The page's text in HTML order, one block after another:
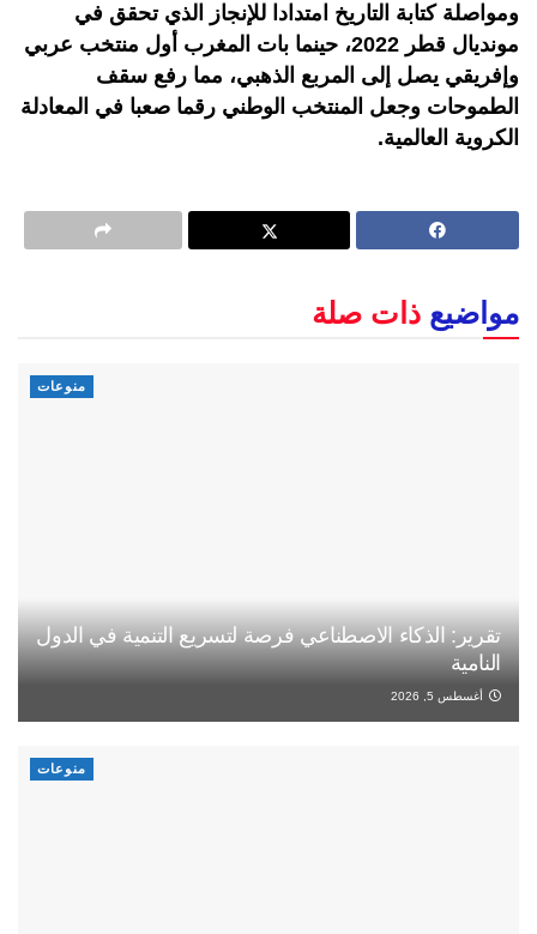
ومواصلة كتابة التاريخ امتدادا للإنجاز الذي تحقق في
مونديال قطر 2022، حينما بات المغرب أول منتخب عربي
وإفريقي يصل إلى المربع الذهبي، مما رفع سقف
الطموحات وجعل المنتخب الوطني رقما صعبا في المعادلة
الكروية العالمية.
مواضيع ذات صلة
منوعات
تقرير: الذكاء الاصطناعي فرصة لتسريع التنمية في الدول
النامية
أغسطس 5, 2026
منوعات